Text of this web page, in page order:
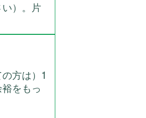
）。片
方は）1
をもっ